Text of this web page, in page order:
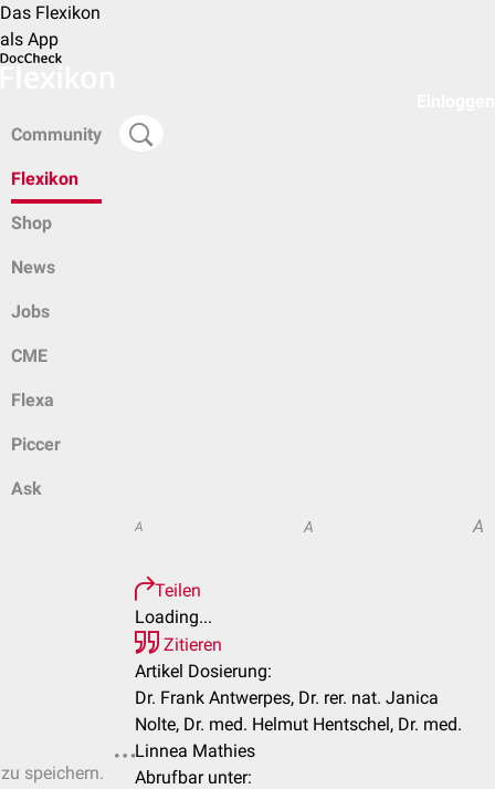
Das Flexikon
als App
Community
Flexikon
Shop
News
Jobs
CME
Flexa
Piccer
Ask
speichern.
A A A
Teilen
Loading...
Zitieren
Artikel Dosierung:
Dr. Frank Antwerpes, Dr. rer. nat. Janica
Nolte, Dr. med. Helmut Hentschel, Dr. med.
Linnea Mathies
Abrufbar unter: